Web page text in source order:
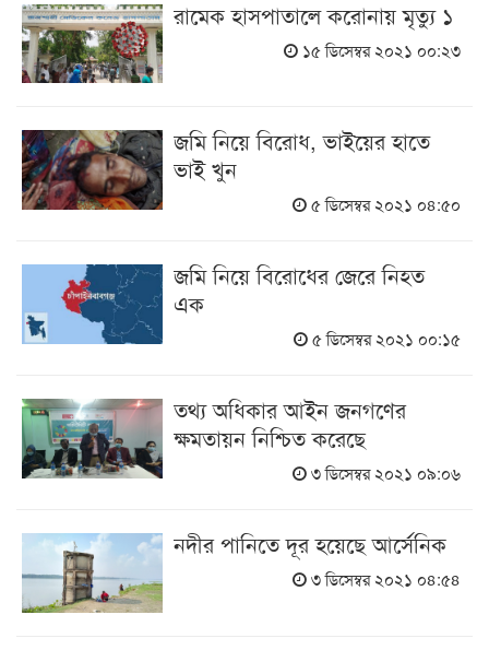
রামেক হাসপাতালে করোনায় মৃত্যু ১
১৫ ডিসেম্বর ২০২১ ০০:২৩
জমি নিয়ে বিরোধ, ভাইয়ের হাতে
ভাই খুন
৫ ডিসেম্বর ২০২১ ০৪:৫০
জমি নিয়ে বিরোধের জেরে নিহত
এক
৫ ডিসেম্বর ২০২১ ০০:১৫
তথ্য অধিকার আইন জনগণের
ক্ষমতায়ন নিশ্চিত করেছে
৩ ডিসেম্বর ২০২১ ০৯:০৬
নদীর পানিতে দূর হয়েছে আর্সেনিক
৩ ডিসেম্বর ২০২১ ০৪:৫৪